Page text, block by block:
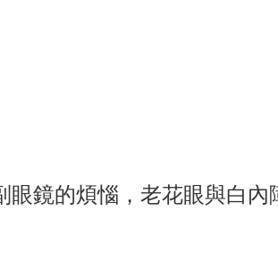
眼鏡的煩惱，老花眼與白